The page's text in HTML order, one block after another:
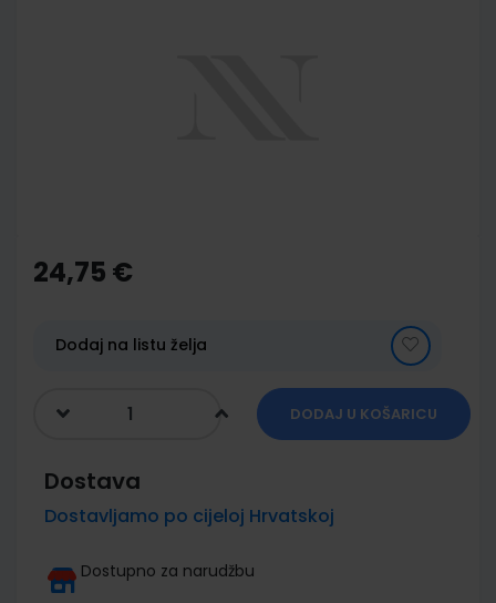
the
beginning
gallery
24,75 €
Dodaj na listu želja
DODAJ U KOŠARICU
Dostava
Dostavljamo po cijeloj Hrvatskoj
Dostupno za narudžbu